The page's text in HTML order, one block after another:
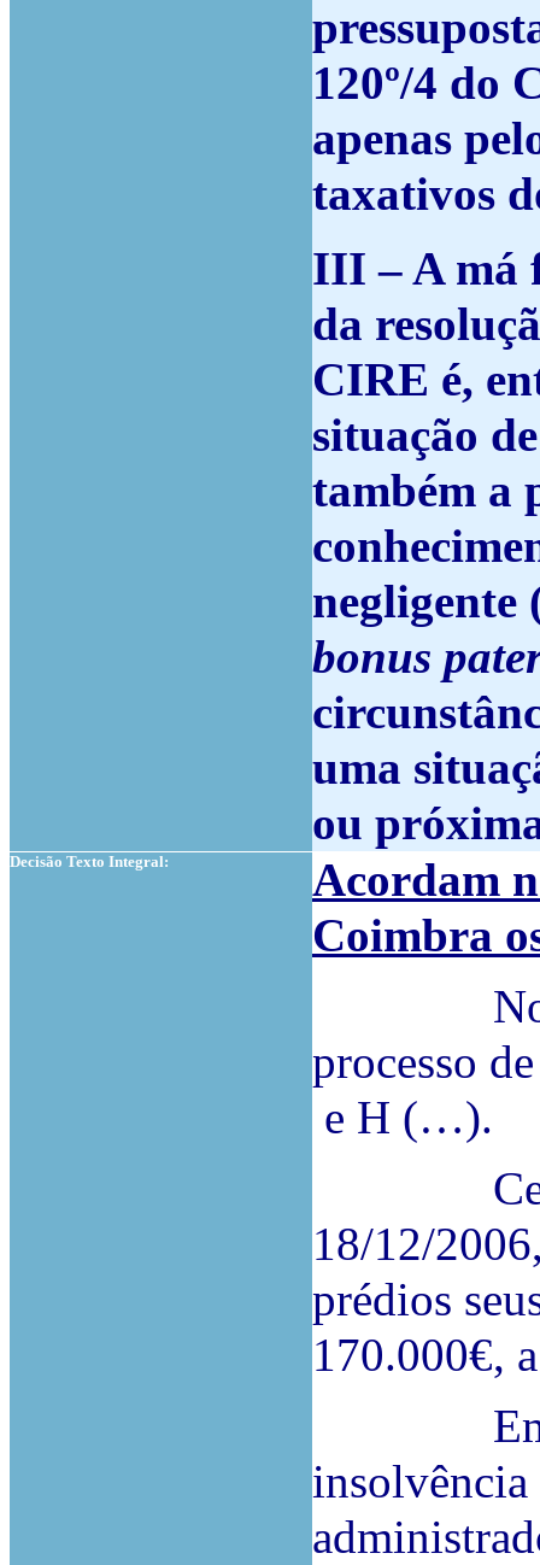
120º/4 do
apenas
taxativos
III – A má
da
CIRE é,
situação
também a
negligente
bonus
uma
ou
Decisão Texto Integral:
Acordam
Coimbra
No dia
processo
e H (…).
Cerca
18/12/
prédios
170.000€,
Em 29/
insolvência